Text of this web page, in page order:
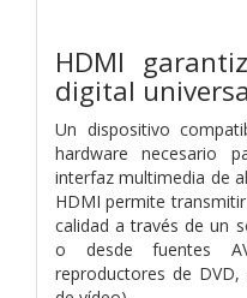
HDMI
digital
Un dispositivo
hardware necesario
interfaz multimedia de
HDMI permite
calidad a través de un
o desde fuentes AV
reproductores de